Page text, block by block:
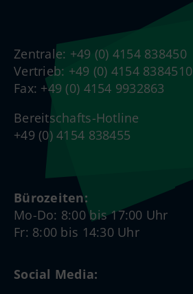
Zentrale: +49 (0) 4154 838450
Vertrieb: +49 (0) 4154 8384510
Fax: +49 (0) 4154 9932863
Bereitschafts-Hotline
+49 (0) 4154 838455
Bürozeiten:
Mo-Do: 8:00 bis 17:00 Uhr
Fr: 8:00 bis 14:30 Uhr
Social Media: